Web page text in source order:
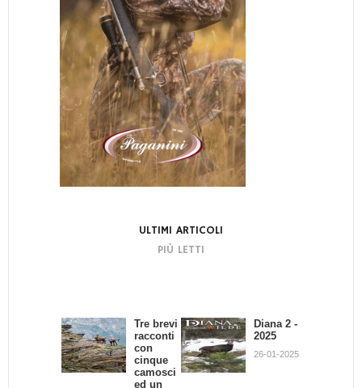
ULTIMI ARTICOLI
PIÙ LETTI
Tre brevi
racconti
con
cinque
camosci
ed un
Diana 2 -
2025
26-01-2025
Bando di
Concors
o:
Scrivend
o e
Cacciand
La
dignità
Cacciator